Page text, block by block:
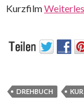
Kurzfilm
DREHBUCH